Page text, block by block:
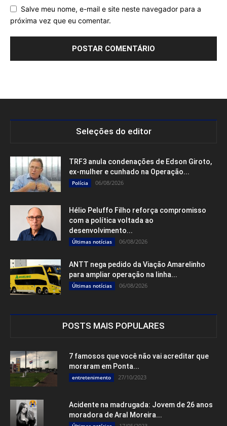
Salve meu nome, e-mail e site neste navegador para a
próxima vez que eu comentar.
Seleções do editor
TRF3 anula condenações de Edson Giroto,
ex-mulher e cunhado na Operação...
Polícia 06/08/2026
Hélio Peluffo Filho reforça compromisso
com a política voltada ao
desenvolvimento...
Últimas notícias 06/08/2026
ANTT nega pedido da Viação Amarelinho
para ampliar operação na linha...
Últimas notícias 06/08/2026
POSTS MAIS POPULARES
7 famosos que você não vai acreditar que
moraram em Ponta...
entretenimento 27/10/2023
Acidente na madrugada: Jovem de 26 anos
moradora de Aral Moreira...